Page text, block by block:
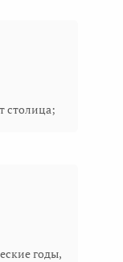
столица;
годы,